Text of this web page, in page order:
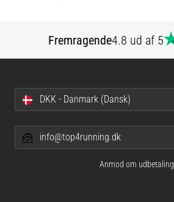
Fremragende4.8 ud af 5
DKK - Danmark (Dansk)
info@top4running.dk
Anmod om udbetaling